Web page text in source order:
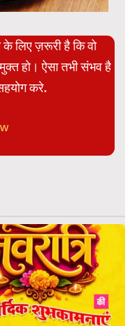
लिए ज़रूरी है कि वो
हो। ऐसा तभी संभव है
करे.